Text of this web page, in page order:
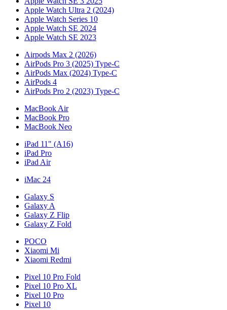
Apple Watch Ultra 2 (2024)
Apple Watch Series 10
Apple Watch SE 2024
Apple Watch SE 2023
Airpods Max 2 (2026)
AirPods Pro 3 (2025) Type-C
AirPods Max (2024) Type-C
AirPods 4
AirPods Pro 2 (2023) Type-C
MacBook Air
MacBook Pro
MacBook Neo
iPad 11" (A16)
iPad Pro
iPad Air
iMac 24
Galaxy S
Galaxy A
Galaxy Z Flip
Galaxy Z Fold
POCO
Xiaomi Mi
Xiaomi Redmi
Pixel 10 Pro Fold
Pixel 10 Pro XL
Pixel 10 Pro
Pixel 10